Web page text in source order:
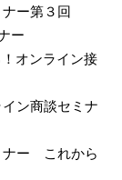
ナー第３回
ー
オンライン接
ン商談セミナ
ナー これから